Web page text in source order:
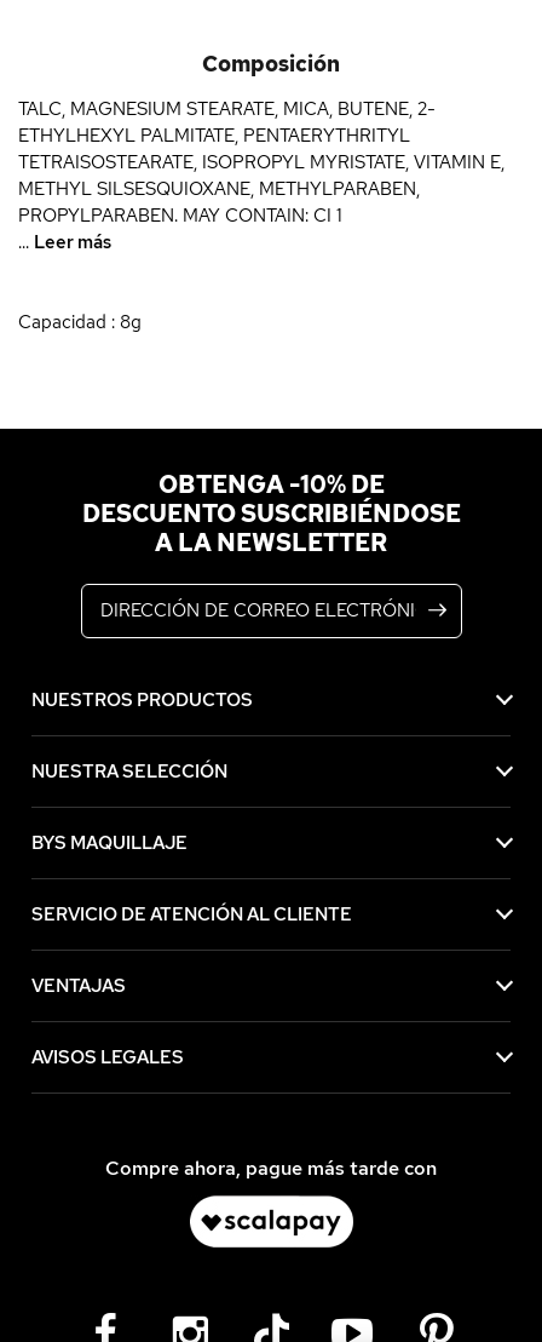
Composición
TALC, MAGNESIUM STEARATE, MICA, BUTENE, 2-
ETHYLHEXYL PALMITATE, PENTAERYTHRITYL
TETRAISOSTEARATE, ISOPROPYL MYRISTATE, VITAMIN E,
METHYL SILSESQUIOXANE, METHYLPARABEN,
PROPYLPARABEN. MAY CONTAIN: CI 1
... Leer más
Capacidad : 8g
OBTENGA -10% DE
DESCUENTO SUSCRIBIÉNDOSE
A LA NEWSLETTER
NUESTROS PRODUCTOS
NUESTRA SELECCIÓN
BYS MAQUILLAJE
SERVICIO DE ATENCIÓN AL CLIENTE
VENTAJAS
AVISOS LEGALES
Compre ahora, pague más tarde con